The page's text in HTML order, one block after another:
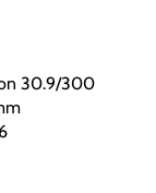
30.9/300